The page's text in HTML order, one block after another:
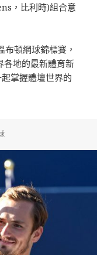
，比利時)組合意
頓網球錦標賽，
各地的最新體育新
起掌握體壇世界的